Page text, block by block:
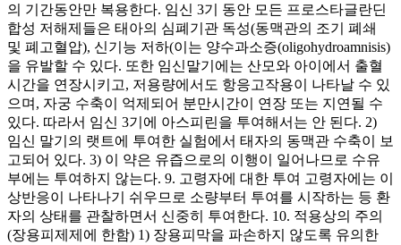
의 기간동안만 복용한다. 임신 3기 동안 모든 프로스타글란딘
합성 저해제들은 태아의 심폐기관 독성(동맥관의 조기 폐쇄
및 폐고혈압), 신기능 저하(이는 양수과소증(oligohydroamnisis)
을 유발할 수 있다. 또한 임신말기에는 산모와 아이에서 출혈
시간을 연장시키고, 저용량에서도 항응고작용이 나타날 수 있
으며, 자궁 수축이 억제되어 분만시간이 연장 또는 지연될 수
있다. 따라서 임신 3기에 아스피린을 투여해서는 안 된다. 2)
임신 말기의 랫트에 투여한 실험에서 태자의 동맥관 수축이 보
고되어 있다. 3) 이 약은 유즙으로의 이행이 일어나므로 수유
부에는 투여하지 않는다. 9. 고령자에 대한 투여 고령자에는 이
상반응이 나타나기 쉬우므로 소량부터 투여를 시작하는 등 환
자의 상태를 관찰하면서 신중히 투여한다. 10. 적용상의 주의
(장용피제제에 한함) 1) 장용피막을 파손하지 않도록 유의한